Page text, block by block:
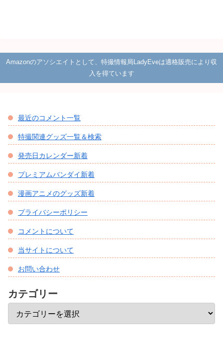
Amazonのアソシエイトとして、特撮情報局LadyEveは適格販売により収
入を得ています
最近のコメント一覧
特撮関連グッズ一覧＆検索
発売日カレンダー新着
プレミアムバンダイ新着
漫画アニメのグッズ新着
プライバシーポリシー
コメントについて
当サイトについて
お問い合わせ
カテゴリー